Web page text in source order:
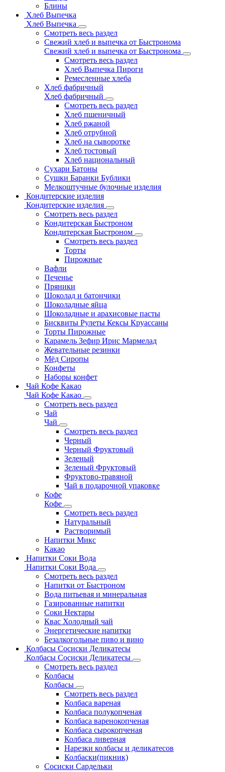
Блины
Хлеб Выпечка
Хлеб Выпечка
Смотреть весь раздел
Свежий хлеб и выпечка от Быстронома
Свежий хлеб и выпечка от Быстронома
Смотреть весь раздел
Хлеб Выпечка Пироги
Ремесленные хлеба
Хлеб фабричный
Хлеб фабричный
Смотреть весь раздел
Хлеб пшеничный
Хлеб ржаной
Хлеб отрубной
Хлеб на сыворотке
Хлеб тостовый
Хлеб национальный
Сухари Батоны
Сушки Баранки Бублики
Мелкоштучные булочные изделия
Кондитерские изделия
Кондитерские изделия
Смотреть весь раздел
Кондитерская Быстроном
Кондитерская Быстроном
Смотреть весь раздел
Торты
Пирожные
Вафли
Печенье
Пряники
Шоколад и батончики
Шоколадные яйца
Шоколадные и арахисовые пасты
Бисквиты Рулеты Кексы Круассаны
Торты Пирожные
Карамель Зефир Ирис Мармелад
Жевательные резинки
Мёд Сиропы
Конфеты
Наборы конфет
Чай Кофе Какао
Чай Кофе Какао
Смотреть весь раздел
Чай
Чай
Смотреть весь раздел
Черный
Черный Фруктовый
Зеленый
Зеленый Фруктовый
Фруктово-травяной
Чай в подарочной упаковке
Кофе
Кофе
Смотреть весь раздел
Натуральный
Растворимый
Напитки Микс
Какао
Напитки Соки Вода
Напитки Соки Вода
Смотреть весь раздел
Напитки от Быстроном
Вода питьевая и минеральная
Газированные напитки
Соки Нектары
Квас Холодный чай
Энергетические напитки
Безалкогольные пиво и вино
Колбасы Сосиски Деликатесы
Колбасы Сосиски Деликатесы
Смотреть весь раздел
Колбасы
Колбасы
Смотреть весь раздел
Колбаса вареная
Колбаса полукопченая
Колбаса варенокопченая
Колбаса сырокопченая
Колбаса ливерная
Нарезки колбасы и деликатесов
Колбаски(пикник)
Сосиски Сардельки